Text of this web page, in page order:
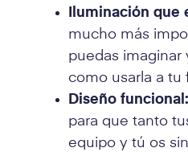
Iluminación que
mucho más
puedas imaginar
como usarla a tu
Diseño funcional:
para que tanto
equipo y tú os